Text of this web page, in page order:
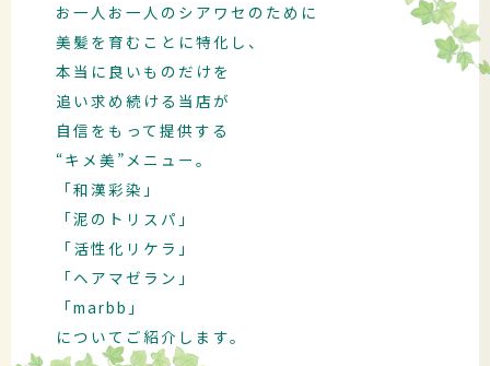
お一人お一人のシアワセのために
美髪を育むことに特化し、
本当に良いものだけを
追い求め続ける 当店が
自信をもって提供する
“キメ美”メニュー。
「和漢彩染」
「泥のトリスパ」
「活性化リケラ」
「ヘアマゼラン」
「marbb」
について ご紹介します。